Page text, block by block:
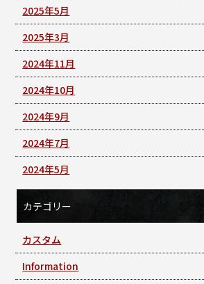
2025年5月
2025年3月
2024年11月
2024年10月
2024年9月
2024年7月
2024年5月
カテゴリー
カスタム
Information